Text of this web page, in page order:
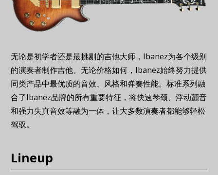
无论是初学者还是最挑剔的吉他大师，Ibanez为各个级别
的演奏者制作吉他。无论价格如何，Ibanez始终努力提供
同类产品中最优质的音效、风格和弹奏性能。标准系列融
合了Ibanez品牌的所有重要特征，将快速琴颈、浮动颤音
和强力失真音效等融为一体，让大多数演奏者都能够轻松
驾驭。
Lineup